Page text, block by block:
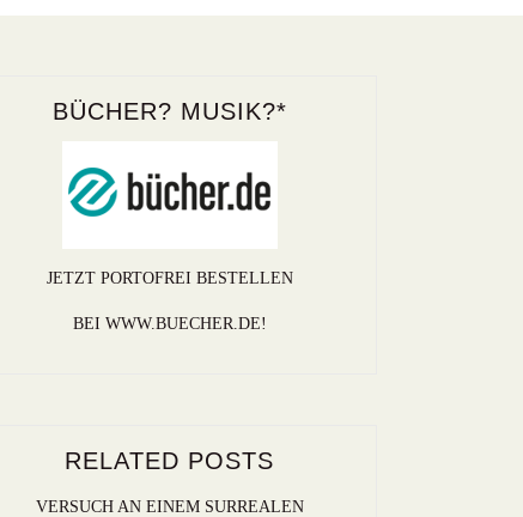
BÜCHER? MUSIK?*
JETZT PORTOFREI BESTELLEN
BEI WWW.BUECHER.DE!
RELATED POSTS
VERSUCH AN EINEM SURREALEN